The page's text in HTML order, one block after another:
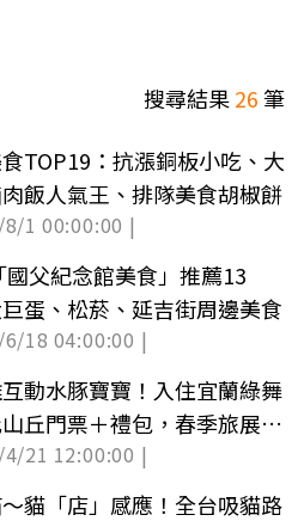
搜尋結果26筆
TOP19：抗漲銅板小吃、大
飯人氣王、排隊美食胡椒餅
1 00:00:00 |
國父紀念館美食」推薦13
蛋、松菸、延吉街周邊美食
18 04:00:00 |
動水豚寶寶！入住宜蘭綠舞
丘門票＋禮包，春季旅展優
21 12:00:00 |
貓「店」感應！全台吸貓路